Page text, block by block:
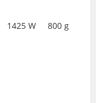
1425 W 800 g